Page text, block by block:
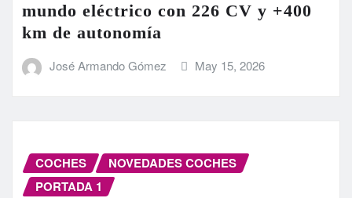
mundo eléctrico con 226 CV y +400
km de autonomía
José Armando Gómez May 15, 2026
COCHES
NOVEDADES COCHES
PORTADA 1